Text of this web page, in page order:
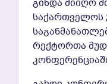
გინდა მიიღო
საქართველოს
რექტორთა